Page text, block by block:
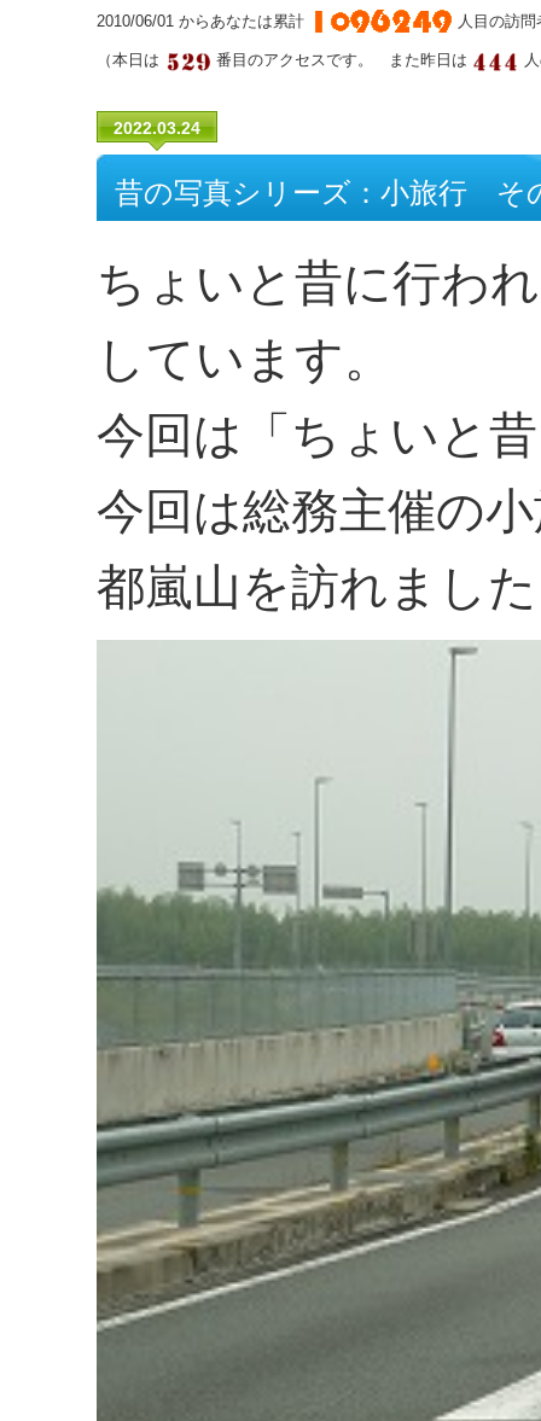
2010/06/01 からあなたは累計 人目の訪
（本日は 番目のアクセスです。 また昨日は
2022.03.24
昔の写真シリーズ：小旅行 そ
ちょいと昔に行わ
しています。
今回は「ちょいと
今回は総務主催の
都嵐山を訪れまし